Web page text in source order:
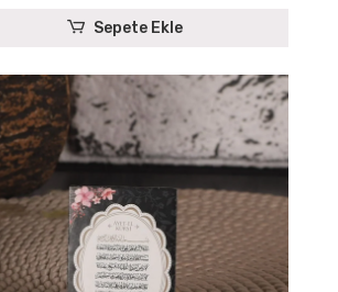
Sepete Ekle